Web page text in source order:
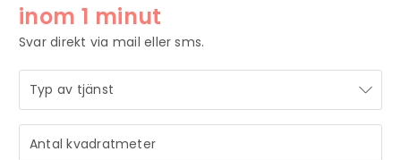
inom 1 minut
Svar direkt via mail eller sms.